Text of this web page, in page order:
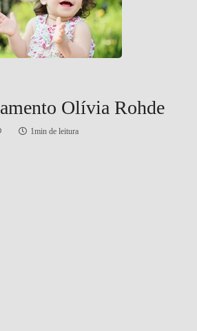
Olívia Rohde
1min de leitura